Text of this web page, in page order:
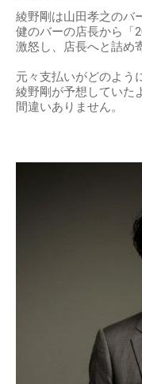
綾野剛は山田孝之のバ
健のバーの店長から「
激怒し、店長へと詰め
元々支払いがどのよう
綾野剛が予想していた
間違いありません。